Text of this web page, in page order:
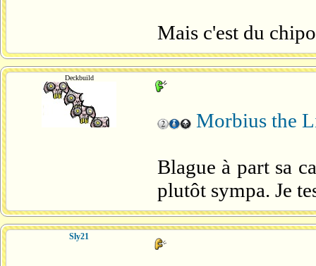
Mais c'est du
Deckbuild
Morbius the
Blague à part sa
plutôt sympa. Je
Sly21